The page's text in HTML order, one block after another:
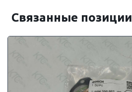
Связанные позиции